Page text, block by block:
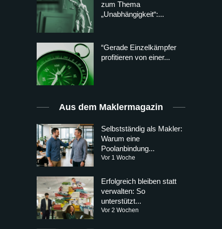
zum Thema
„Unabhängigkeit“:...
“Gerade Einzelkämpfer
profitieren von einer...
Aus dem Maklermagazin
Selbstständig als Makler:
Warum eine
Poolanbindung...
Vor 1 Woche
Erfolgreich bleiben statt
verwalten: So
unterstützt...
Vor 2 Wochen